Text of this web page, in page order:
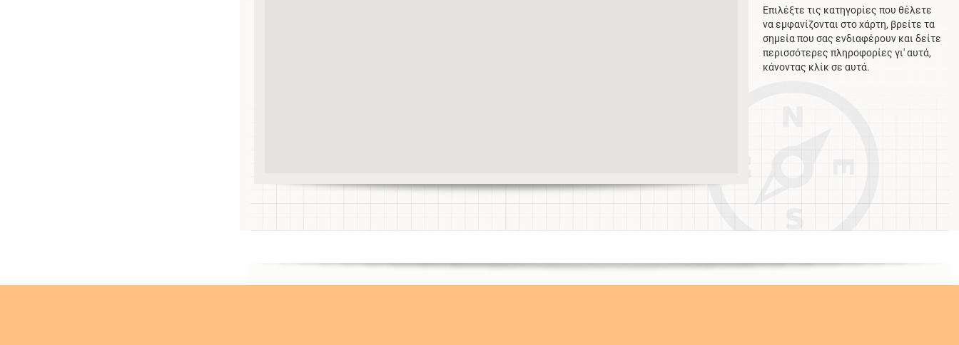
Επιλέξτε τις κατηγορίες που θέλετε
να εμφανίζονται στο χάρτη, βρείτε τα
σημεία που σας ενδιαφέρουν και δείτε
περισσότερες πληροφορίες γι' αυτά,
κάνοντας κλίκ σε αυτά.